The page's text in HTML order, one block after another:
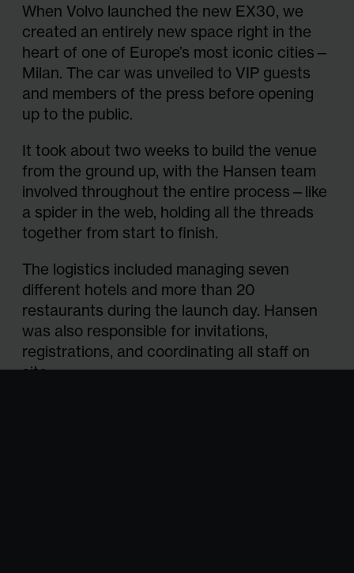
informationen med
annan information
som du har
tillhandahållit eller
som de har samlat in
när du har använt
deras tjänster.
When Volvo launched the new EX30, we
created an entirely new space right in the
heart of one of Europe’s most iconic cities—
Milan. The car was unveiled to VIP guests
and members of the press before opening
up to the public.
It took about two weeks to build the venue
from the ground up, with the Hansen team
involved throughout the entire process—like
a spider in the web, holding all the threads
together from start to finish.
The logistics included managing seven
different hotels and more than 20
restaurants during the launch day. Hansen
was also responsible for invitations,
registrations, and coordinating all staff on
site.